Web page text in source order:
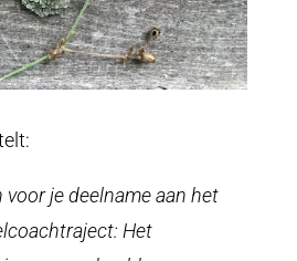
voor je deelname aan het
Het